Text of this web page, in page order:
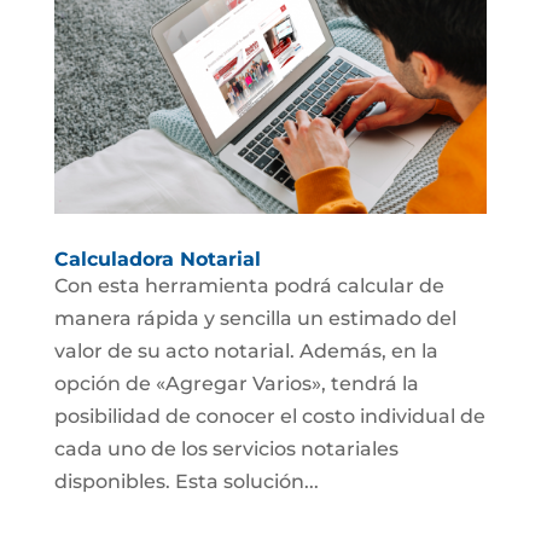
Calculadora Notarial
Con esta herramienta podrá calcular de
manera rápida y sencilla un estimado del
valor de su acto notarial. Además, en la
opción de «Agregar Varios», tendrá la
posibilidad de conocer el costo individual de
cada uno de los servicios notariales
disponibles. Esta solución...